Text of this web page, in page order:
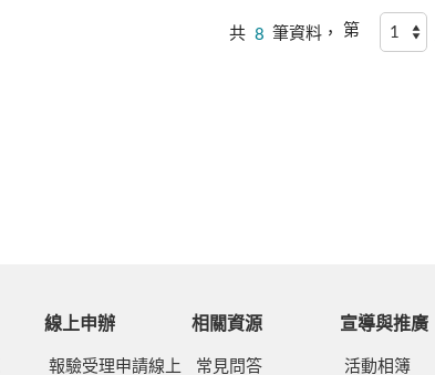
共 8 筆資料， 第
線上申辦
報驗受理申請線上
相關資源
常見問答
宣導與推廣
活動相簿